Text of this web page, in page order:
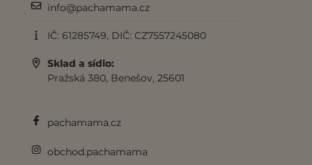
info@pachamama.cz
IČ: 61285749, DIČ: CZ7557245080
Sklad a sídlo:
Pražská 380, Benešov, 25601
pachamama.cz
obchod.pachamama